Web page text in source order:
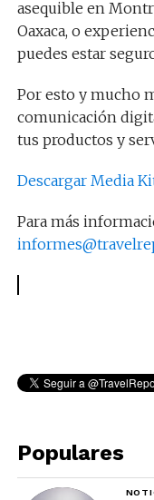
asequible en
Oaxaca, o
puedes estar
Por esto y mucho
comunicación
tus productos y
Descargar Media
Para más
Populares